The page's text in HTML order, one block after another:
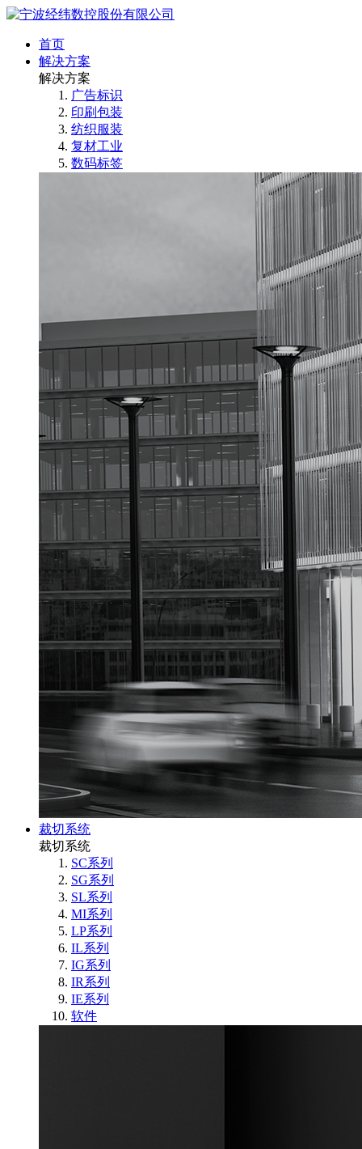
首页
解决方案
解决方案
广告标识
印刷包装
纺织服装
复材工业
数码标签
裁切系统
裁切系统
SC系列
SG系列
SL系列
MI系列
LP系列
IL系列
IG系列
IR系列
IE系列
软件